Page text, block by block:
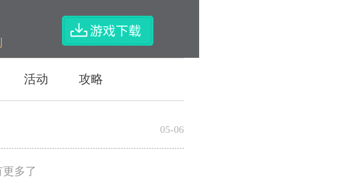
活动 攻略
05-06
多了